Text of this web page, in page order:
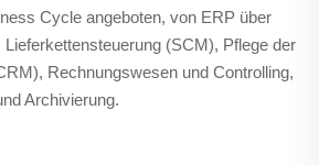
Cycle angeboten, von ERP über
(SCM), Pflege der
Rechnungswesen und Controlling,
Archivierung.